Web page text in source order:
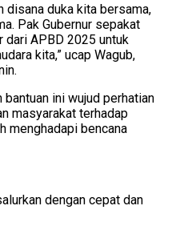
disana duka kita bersama,
Pak Gubernur sepakat
dari APBD 2025 untuk
kita,” ucap Wagub,
ini wujud perhatian
masyarakat terhadap
menghadapi bencana
dengan cepat dan